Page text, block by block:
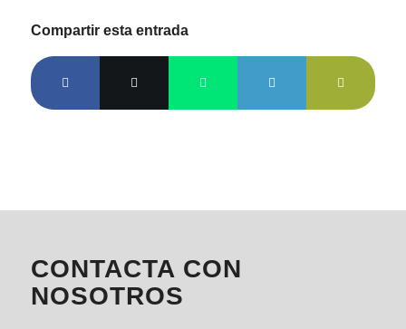
Compartir esta entrada
CONTACTA CON
NOSOTROS